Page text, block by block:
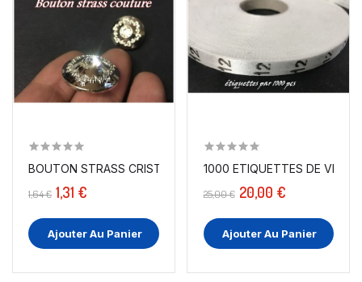
BOUTON STRASS CRISTAL COUTURE ARGENT EN 18 MM.
1,64 € 1,31 €
Ajouter Au Panier
1000 ETIQUETTES DE
25,00 € 20,00 €
Ajouter Au Panier